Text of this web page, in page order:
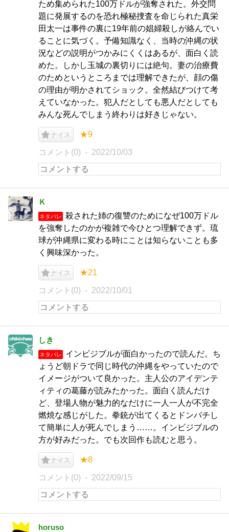
ため集められた100万ドルが強奪された。外交問
題に発展するのを恐れ極秘捜査を命じられた真栄
田太一は事件の裏に19年前の娼婦殺しが絡んでい
ることに気づく。予備知識なく、当時の沖縄の状
況などの説明がつかみにくくはあるが、面白く読
めた。しかし玉城の裏切りには絶句。妻の治療費
のためというところまでは理解できたが、顔の傷
の理由が明かされてショック。全然結びつけて考
えていなかった。犯人だとしても悪人だとしても
みんな死んでしまう終わりは好きじゃない。
ナイス ★9
コメント(0) 2022/10/03
Ｋ
ネタバレ
殺された姉の復讐のためになぜ100万ドル
を強奪したのかが複雑で今ひとつ理解できず。琉
球が沖縄県に変わる時にことは知らないことも多
く興味深かった。
ナイス ★21
コメント(0) 2022/10/01
しき
ネタバレ
インビジブルが面白かったので読んだ。ち
ょうど朝ドラで同じ時代の沖縄をやっていたので
イメージがついて良かった。主人公のアイデンテ
ィティの葛藤が読みたかった。面白く読んだけ
ど、登場人物が魅力的なだけに一人一人が不完全
燃焼な感じがした。拳銃が出てくるとドンパチし
て簡単に人が死んでしまう……。インビジブルの
方が好みだった。でも次回作も読むと思う。
ナイス ★8
コメント(0) 2022/09/15
horuso